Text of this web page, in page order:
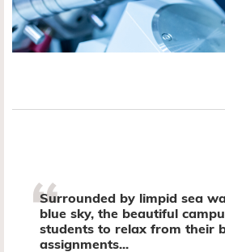
Surrounded by limpid sea
blue sky, the beautiful
students to relax from their
assignments...